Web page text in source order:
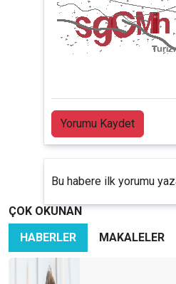
Yorumu Kaydet
Bu habere ilk yorumu
ÇOK OKUNAN
HABERLER
MAKALELER